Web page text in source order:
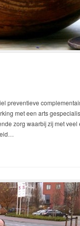
preventieve
met een arts
zorg waarbij zij met